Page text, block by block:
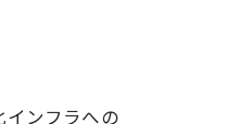
ンフラへの